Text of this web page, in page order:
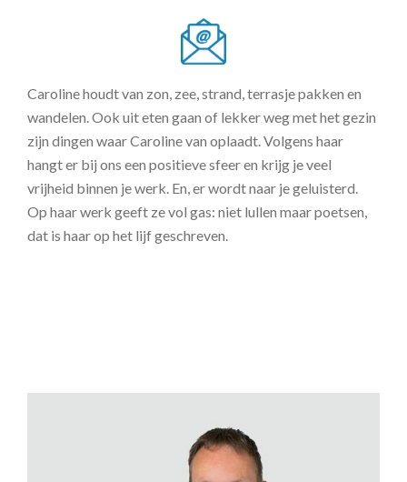
Caroline houdt van zon, zee, strand, terrasje pakken en
wandelen. Ook uit eten gaan of lekker weg met het gezin
zijn dingen waar Caroline van oplaadt. Volgens haar
hangt er bij ons een positieve sfeer en krijg je veel
vrijheid binnen je werk. En, er wordt naar je geluisterd.
Op haar werk geeft ze vol gas: niet lullen maar poetsen,
dat is haar op het lijf geschreven.